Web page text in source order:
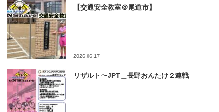
【交通安全教室＠尾道市】
2026.06.17
リザルト〜JPT＿長野おんたけ２連戦